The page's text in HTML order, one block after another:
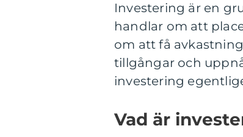
Investering är en
handlar om att
om att få
tillgångar och
investering
Vad är